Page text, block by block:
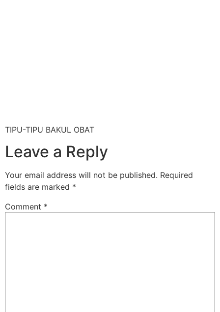
TIPU-TIPU BAKUL OBAT
Leave a Reply
Your email address will not be published. Required
fields are marked *
Comment *